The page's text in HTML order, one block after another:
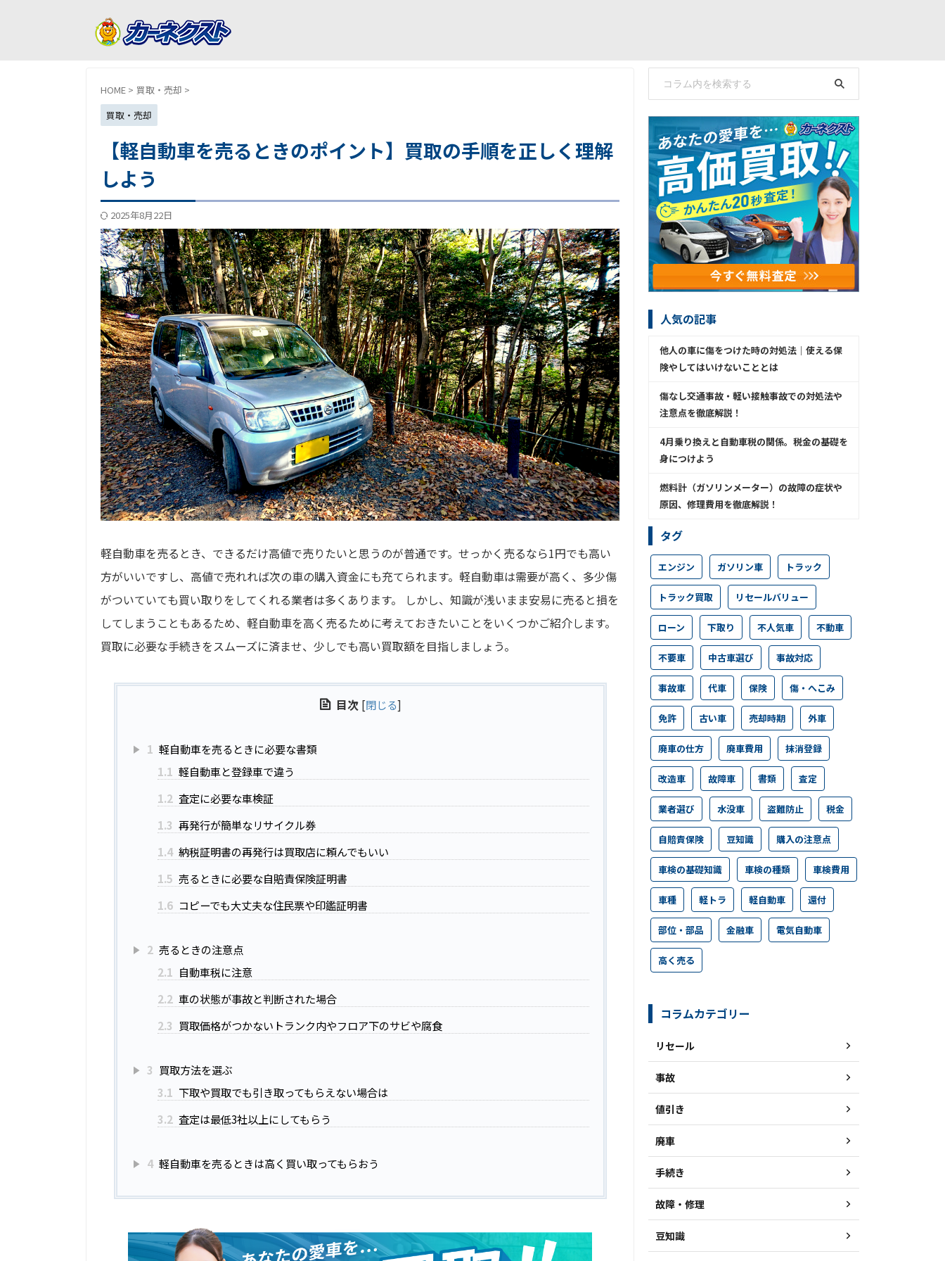
HOME > 買取・売却 >
買取・売却
【軽自動車を売るときのポイント】買取の手順を正しく理解
しよう
2025年8月22日
軽自動車を売るとき、できるだけ高値で売りたいと思うのが普通です。せっかく売るなら1円でも高い
方がいいですし、高値で売れれば次の車の購入資金にも充てられます。軽自動車は需要が高く、多少傷
がついていても買い取りをしてくれる業者は多くあります。 しかし、知識が浅いまま安易に売ると損を
してしまうこともあるため、軽自動車を高く売るために考えておきたいことをいくつかご紹介します。
買取に必要な手続きをスムーズに済ませ、少しでも高い買取額を目指しましょう。
目次 [閉じる]
1 軽自動車を売るときに必要な書類
1.1 軽自動車と登録車で違う
1.2 査定に必要な車検証
1.3 再発行が簡単なリサイクル券
1.4 納税証明書の再発行は買取店に頼んでもいい
1.5 売るときに必要な自賠責保険証明書
1.6 コピーでも大丈夫な住民票や印鑑証明書
2 売るときの注意点
2.1 自動車税に注意
2.2 車の状態が事故と判断された場合
2.3 買取価格がつかないトランク内やフロア下のサビや腐食
3 買取方法を選ぶ
3.1 下取や買取でも引き取ってもらえない場合は
3.2 査定は最低3社以上にしてもらう
4 軽自動車を売るときは高く買い取ってもらおう
人気の記事
他人の車に傷をつけた時の対処法│使える保
険やしてはいけないこととは
傷なし交通事故・軽い接触事故での対処法や
注意点を徹底解説！
4月乗り換えと自動車税の関係。税金の基礎を
身につけよう
燃料計（ガソリンメーター）の故障の症状や
原因、修理費用を徹底解説！
タグ
エンジン ガソリン車 トラック
トラック買取 リセールバリュー
ローン 下取り 不人気車 不動車
不要車 中古車選び 事故対応
事故車 代車 保険 傷・へこみ
免許 古い車 売却時期 外車
廃車の仕方 廃車費用 抹消登録
改造車 故障車 書類 査定
業者選び 水没車 盗難防止 税金
自賠責保険 豆知識 購入の注意点
車検の基礎知識 車検の種類 車検費用
車種 軽トラ 軽自動車 還付
部位・部品 金融車 電気自動車
高く売る
コラムカテゴリー
リセール
事故
値引き
廃車
手続き
故障・修理
豆知識